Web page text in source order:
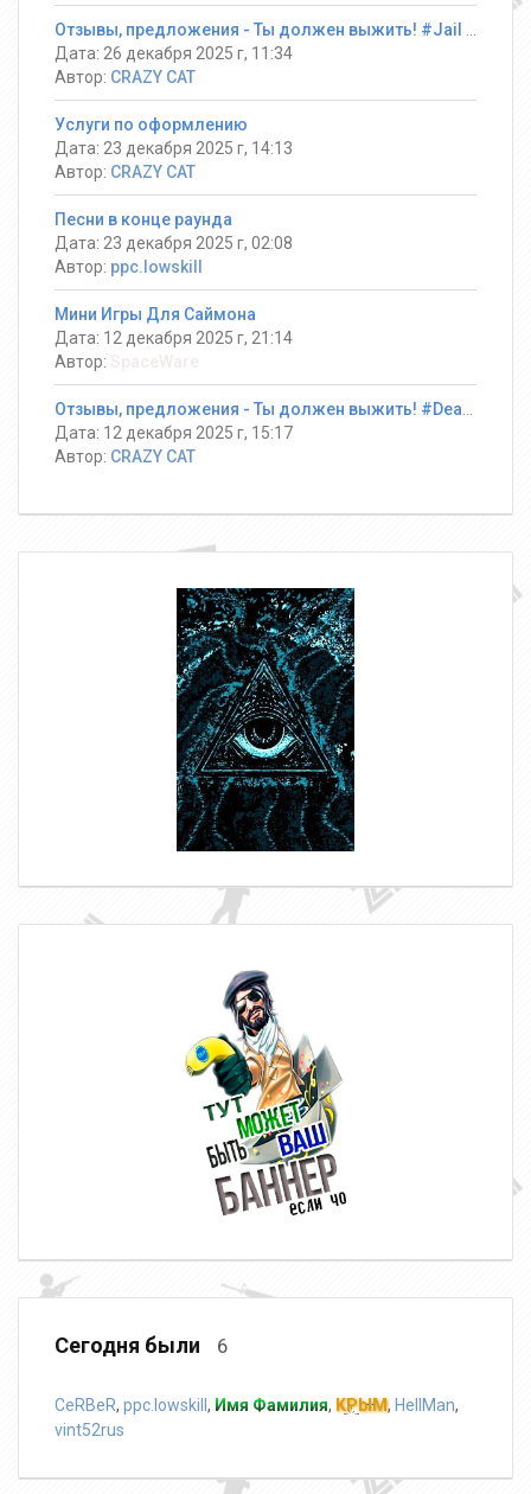
Дата: 26 декабря 2025 г, 11:34
Автор: CRAZY CAT
Услуги по оформлению
Дата: 23 декабря 2025 г, 14:13
Автор: CRAZY CAT
Песни в конце раунда
Дата: 23 декабря 2025 г, 02:08
Автор: ppc.lowskill
Мини Игры Для Саймона
Дата: 12 декабря 2025 г, 21:14
Автор:
Дата: 12 декабря 2025 г, 15:17
Автор: CRAZY CAT
Сегодня были 6
CeRBeR, ppc.lowskill , Имя Фамилия, KPblM, HellMan,
vint52rus